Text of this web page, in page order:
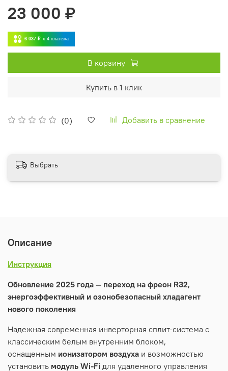
(0) Добавить в сравнение
23 000 ₽
6 037 ₽ x 4 платежа
В корзину
Купить в 1 клик
Выбрать
Описание
Инструкция
Обновление 2025 года — переход на фреон R32,
энергоэффективный и озонобезопасный хладагент
нового поколения
Надежная современная инверторная сплит-система с
классическим белым внутренним блоком,
оснащенным ионизатором воздуха и возможностью
установить модуль Wi-Fi для удаленного управления